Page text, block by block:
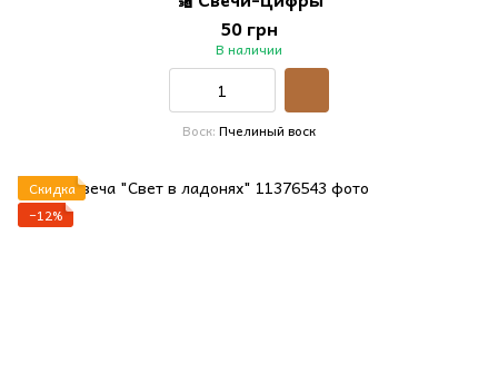
50 грн
В наличии
Воск Пчелиный воск
Скидка
−12%